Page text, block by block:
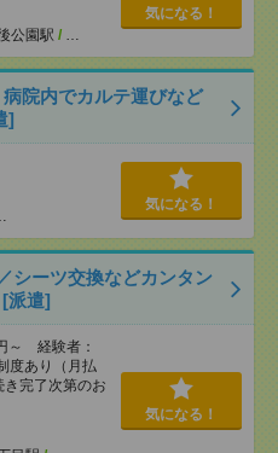
公園駅 / …
気になる！
病院内でカルテ運びなど
]
気になる！
シーツ交換などカンタン
派遣]
～ 経験者：
度あり（月払
完了次第のお
気になる！